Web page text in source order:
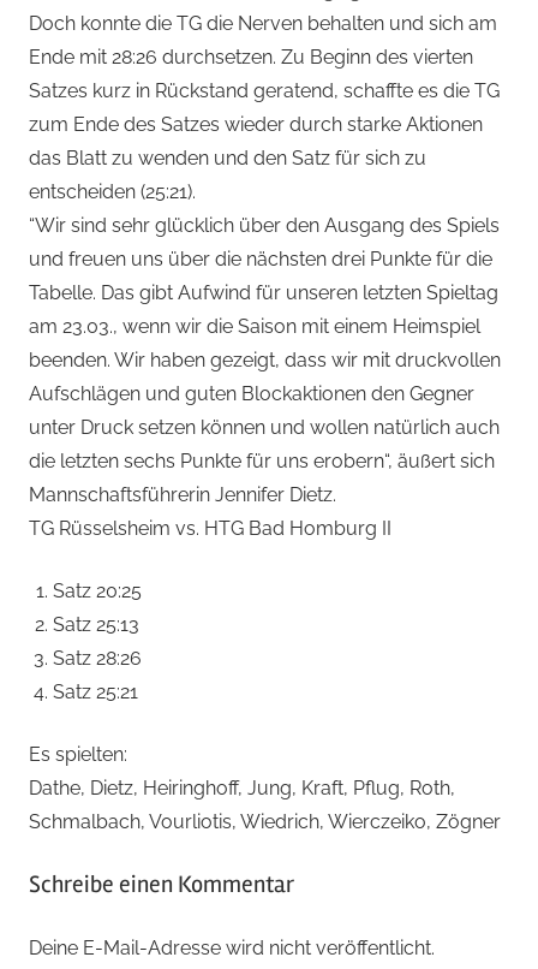
Doch konnte die TG die Nerven behalten und sich am
Ende mit 28:26 durchsetzen. Zu Beginn des vierten
Satzes kurz in Rückstand geratend, schaffte es die TG
zum Ende des Satzes wieder durch starke Aktionen
das Blatt zu wenden und den Satz für sich zu
entscheiden (25:21).
“Wir sind sehr glücklich über den Ausgang des Spiels
und freuen uns über die nächsten drei Punkte für die
Tabelle. Das gibt Aufwind für unseren letzten Spieltag
am 23.03., wenn wir die Saison mit einem Heimspiel
beenden. Wir haben gezeigt, dass wir mit druckvollen
Aufschlägen und guten Blockaktionen den Gegner
unter Druck setzen können und wollen natürlich auch
die letzten sechs Punkte für uns erobern“, äußert sich
Mannschaftsführerin Jennifer Dietz.
TG Rüsselsheim vs. HTG Bad Homburg II
Satz 20:25
Satz 25:13
Satz 28:26
Satz 25:21
Es spielten:
Dathe, Dietz, Heiringhoff, Jung, Kraft, Pflug, Roth,
Schmalbach, Vourliotis, Wiedrich, Wierczeiko, Zögner
Schreibe einen Kommentar
Deine E-Mail-Adresse wird nicht veröffentlicht.